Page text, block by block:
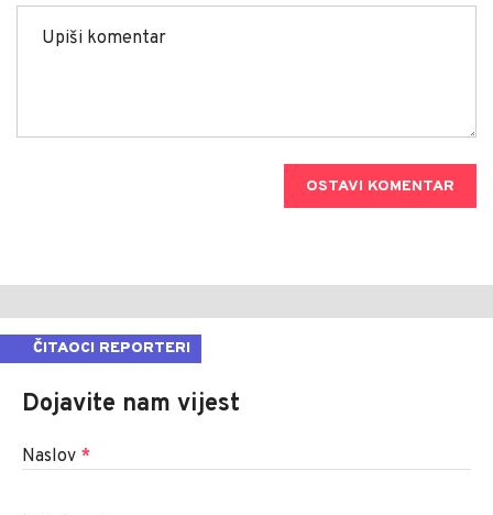
OSTAVI KOMENTAR
ČITAOCI REPORTERI
Dojavite nam vijest
Naslov *